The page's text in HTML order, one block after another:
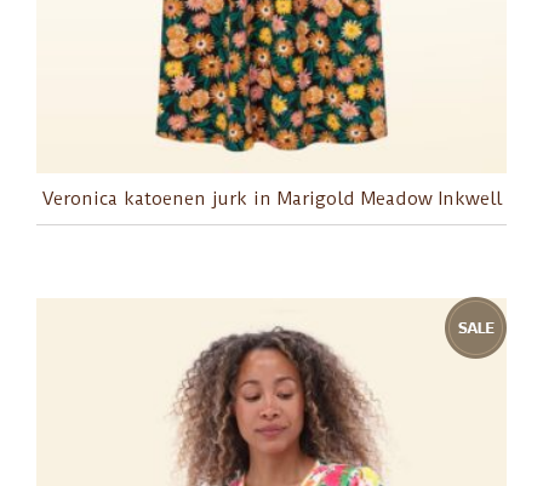
Veronica katoenen jurk in Marigold Meadow Inkwell